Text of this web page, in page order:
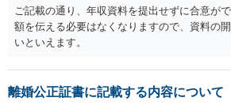
ご記載の通り、年収資料を提出せずに合意が
額を伝える必要はなくなりますので、資料の
いといえます。
離婚公正証書に記載する内容について